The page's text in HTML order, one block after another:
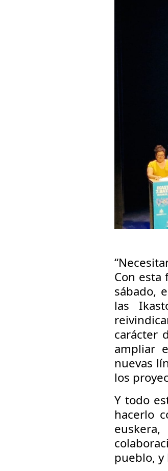
Con esta
sábado,
las
carácter
ampliar
nuevas
los
Y todo
hacerlo
pueblo, y